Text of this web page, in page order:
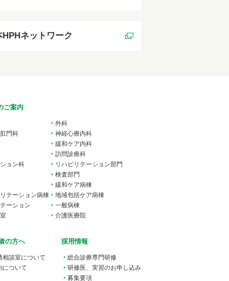
HPHネットワーク
ご案内
外科
門科
神経心療内科
緩和ケア内科
訪問診療科
ョン科
リハビリテーション部門
検査部門
緩和ケア病棟
テーション病棟
地域包括ケア病棟
ーション
一般病棟
介護医療院
の方へ
相談室について
について
採用情報
総合診療専門研修
研修医、実習のお申し込み
募集要項